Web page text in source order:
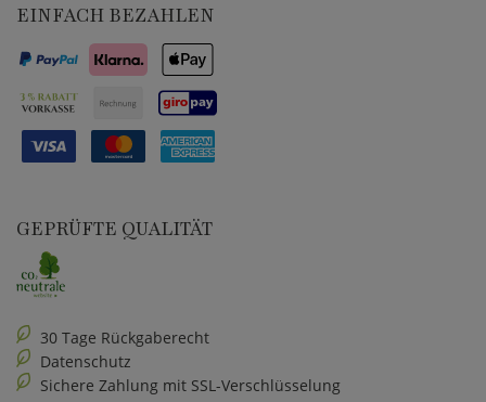
EINFACH BEZAHLEN
GEPRÜFTE QUALITÄT
30 Tage Rückgaberecht
Datenschutz
Sichere Zahlung mit SSL-Verschlüsselung